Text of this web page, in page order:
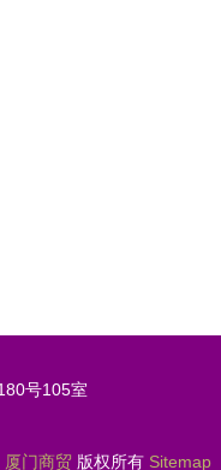
号105室
厦门商贸 版权所有 Sitemap